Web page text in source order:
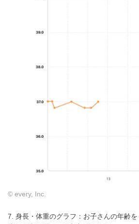
© every, Inc.
7. 身長・体重のグラフ：お子さんの年齢